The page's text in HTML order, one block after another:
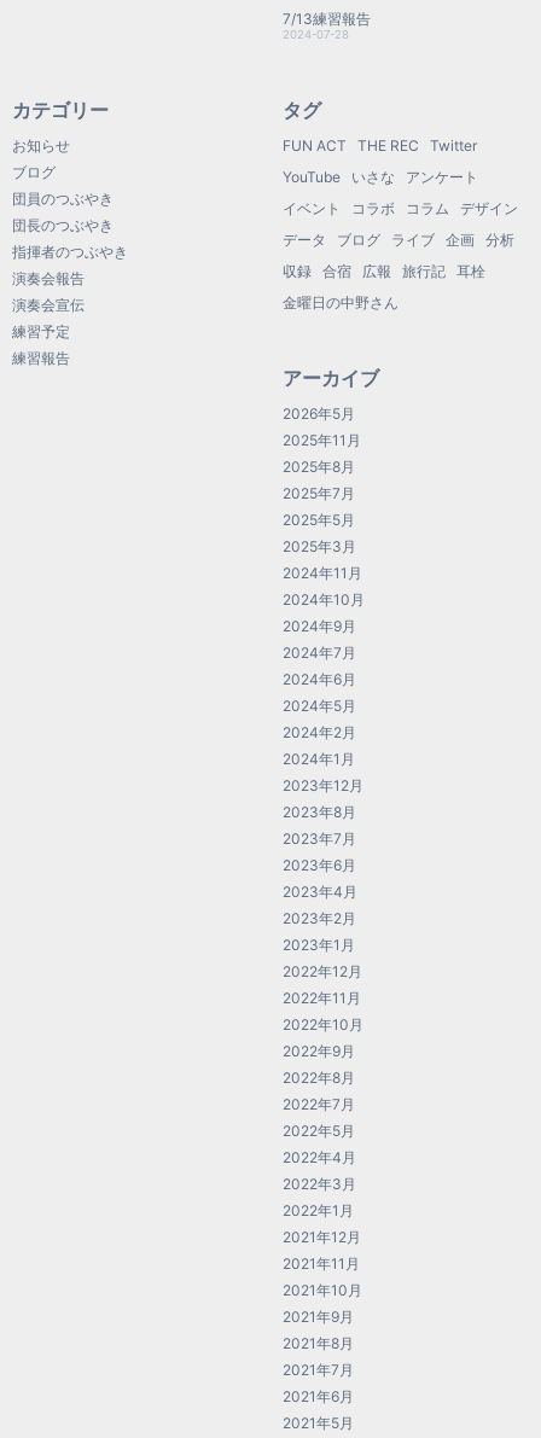
7/13練習報告
2024-07-28
カテゴリー
お知らせ
ブログ
団員のつぶやき
団長のつぶやき
指揮者のつぶやき
演奏会報告
演奏会宣伝
練習予定
練習報告
タグ
FUN ACT THE REC
Twitter
YouTube
いさな
アンケート
イベント
コラボ コラム
デザイン
データ
ブログ ライブ 企画
分析
収録
合宿 広報 旅行記
耳栓
金曜日の中野さん
アーカイブ
2026年5月
2025年11月
2025年8月
2025年7月
2025年5月
2025年3月
2024年11月
2024年10月
2024年9月
2024年7月
2024年6月
2024年5月
2024年2月
2024年1月
2023年12月
2023年8月
2023年7月
2023年6月
2023年4月
2023年2月
2023年1月
2022年12月
2022年11月
2022年10月
2022年9月
2022年8月
2022年7月
2022年5月
2022年4月
2022年3月
2022年1月
2021年12月
2021年11月
2021年10月
2021年9月
2021年8月
2021年7月
2021年6月
2021年5月